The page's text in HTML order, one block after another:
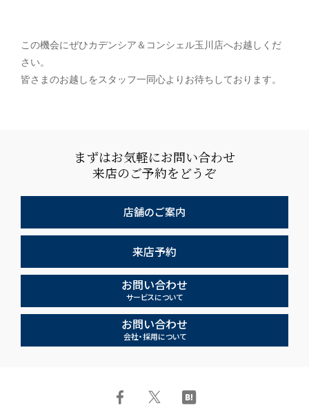
この機会にぜひカデンシア＆コンシェル玉川店へお越しくだ
さい。
皆さまのお越しをスタッフ一同心よりお待ちしております。
まずはお気軽にお問い合わせ
来店のご予約をどうぞ
店舗のご案内
来店予約
お問い合わせ
サービスについて
お問い合わせ
会社・採用について